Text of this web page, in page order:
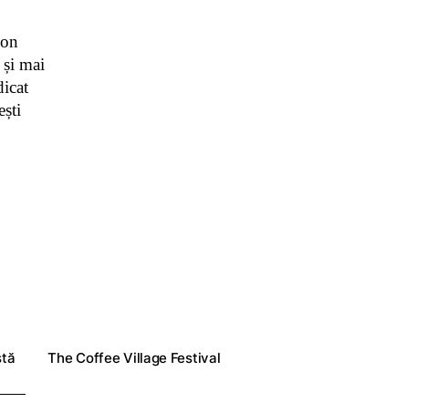
mai
The Coffee Village Festival